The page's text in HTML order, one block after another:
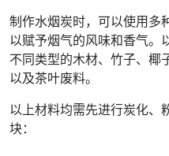
制作水烟炭时，可以使用多
以赋予烟气的风味和香气。
不同类型的木材、竹子、椰
以及茶叶废料。
以上材料均需先进行炭化、
块：